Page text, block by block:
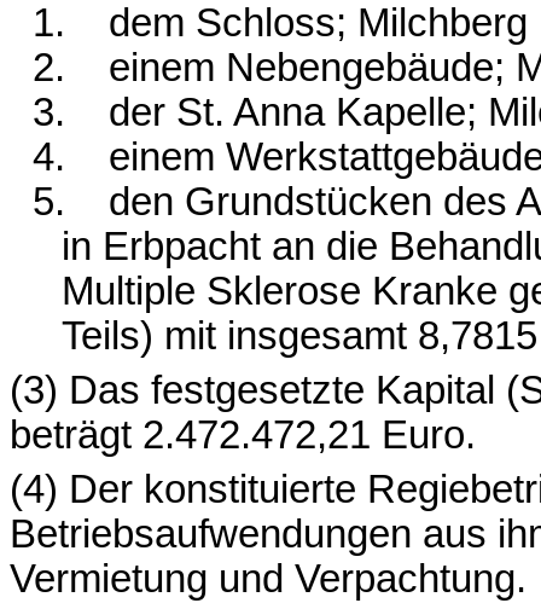
1.
dem Schloss; Milchberg
2.
einem Nebengebäude;
3.
der St. Anna Kapelle;
4.
einem
5.
den Grundstücken des
in Erbpacht an die
Multiple Sklerose Kranke
Teils) mit insgesamt
(3) Das festgesetzte Kapital
beträgt 2.472.472,21 Euro.
(4) Der konstituierte
Betriebsaufwendungen aus
Vermietung und Verpachtung.